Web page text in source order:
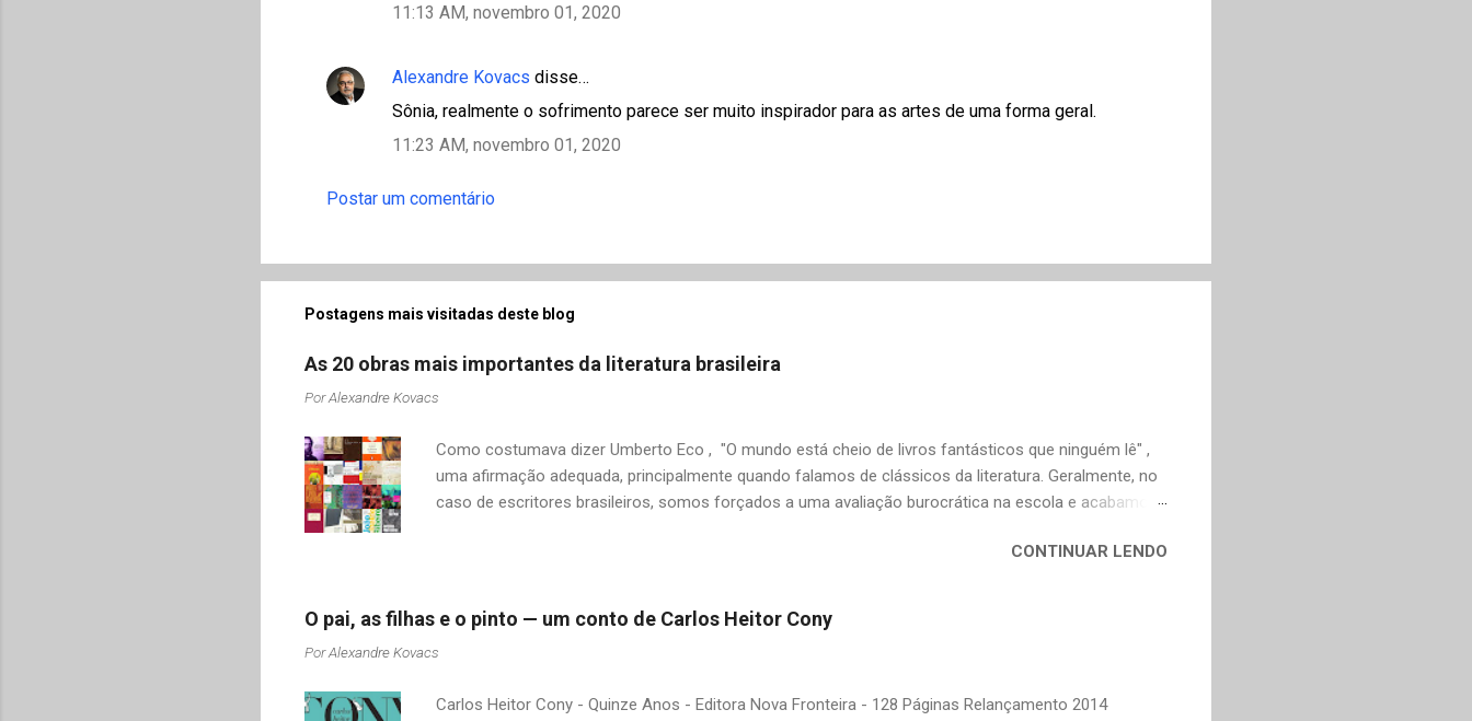
t
á
o
11:13 AM, novembro 01, 2020
Alexandre Kovacs disse…
Sônia, realmente o sofrimento parece ser muito inspirador para as artes de uma forma geral.
11:23 AM, novembro 01, 2020
Postar um comentário
Postagens mais visitadas deste blog
As 20 obras mais importantes da literatura brasileira
PorAlexandre Kovacs
Como costumava dizer Umberto Eco , "O mundo está cheio de livros fantásticos que ninguém lê" ,
uma afirmação adequada, principalmente quando falamos de clássicos da literatura. Geralmente, no
caso de escritores brasileiros, somos forçados a uma avaliação burocrática na escola e acabamos
o contrário. É surpreendente como uma segunda visita a essas obras, já em nossa maturidade, pode
mudamos nós? A limitação de apenas 20 indicações me forçou a deixar grandes autores de fora,
tais como: Álvares de Azevedo, Antônio Calado, Augusto dos Anjos, Autran Dourado, Carlos
Drummond de Andrade, Castro Alves, Cecília Meireles, Dias Gomes, Dalton Trevisan, Fernando
citar alguns (em o...
CONTINUAR LENDO
O pai, as filhas e o pinto — um conto de Carlos Heitor Cony
PorAlexandre Kovacs
Carlos Heitor Cony - Quinze Anos - Editora Nova Fronteira - 128 Páginas Relançamento 2014